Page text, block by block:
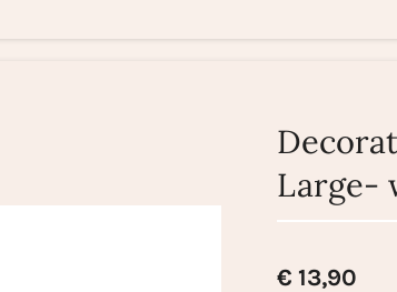
Large-
€ 13,90